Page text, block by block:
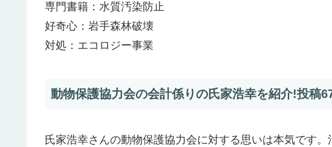
専門書籍：水質汚染防止
好奇心：岩手森林破壊
対処：エコロジー事業
動物保護協力会の会計係りの氏家浩幸を紹介!投稿
氏家浩幸さんの動物保護協力会に対する思いは本気です